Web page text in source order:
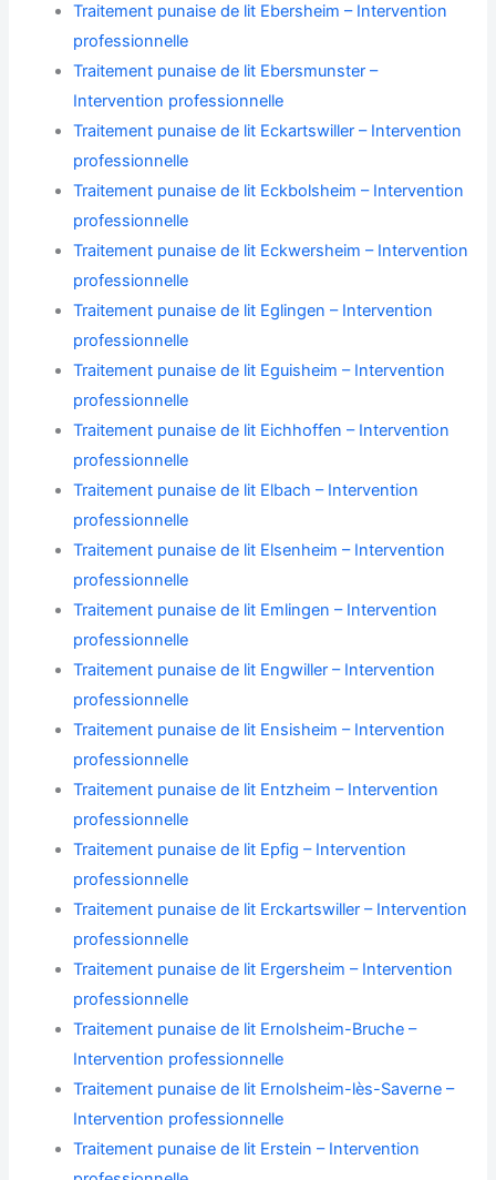
Traitement punaise de lit Ebersheim – Intervention
professionnelle
Traitement punaise de lit Ebersmunster –
Intervention professionnelle
Traitement punaise de lit Eckartswiller – Intervention
professionnelle
Traitement punaise de lit Eckbolsheim – Intervention
professionnelle
Traitement punaise de lit Eckwersheim – Intervention
professionnelle
Traitement punaise de lit Eglingen – Intervention
professionnelle
Traitement punaise de lit Eguisheim – Intervention
professionnelle
Traitement punaise de lit Eichhoffen – Intervention
professionnelle
Traitement punaise de lit Elbach – Intervention
professionnelle
Traitement punaise de lit Elsenheim – Intervention
professionnelle
Traitement punaise de lit Emlingen – Intervention
professionnelle
Traitement punaise de lit Engwiller – Intervention
professionnelle
Traitement punaise de lit Ensisheim – Intervention
professionnelle
Traitement punaise de lit Entzheim – Intervention
professionnelle
Traitement punaise de lit Epfig – Intervention
professionnelle
Traitement punaise de lit Erckartswiller – Intervention
professionnelle
Traitement punaise de lit Ergersheim – Intervention
professionnelle
Traitement punaise de lit Ernolsheim-Bruche –
Intervention professionnelle
Traitement punaise de lit Ernolsheim-lès-Saverne –
Intervention professionnelle
Traitement punaise de lit Erstein – Intervention